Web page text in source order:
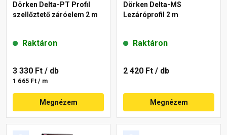
Dörken Delta-PT Profil
szellőztető záróelem 2 m
Raktáron
3 330 Ft / db
1 665 Ft / m
Megnézem
Dörken Delta-MS
Lezáróprofil 2 m
Raktáron
2 420 Ft / db
Megnézem